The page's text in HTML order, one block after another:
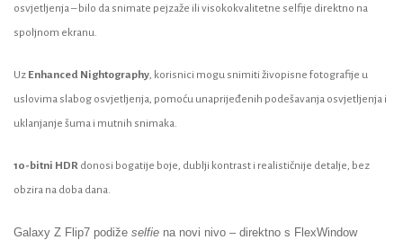
osvjetljenja – bilo da snimate pejzaže ili visokokvalitetne selfije direktno na
spoljnom ekranu.
Uz Enhanced Nightography , korisnici mogu snimiti živopisne fotografije u
uslovima slabog osvjetljenja, pomoću unaprijeđenih podešavanja osvjetljenja i
uklanjanje šuma i mutnih snimaka.
10-bitni HDR donosi bogatije boje, dublji kontrast i realističnije detalje, bez
obzira na doba dana.
Galaxy Z Flip7 podiže selfie na novi nivo – direktno s FlexWindow